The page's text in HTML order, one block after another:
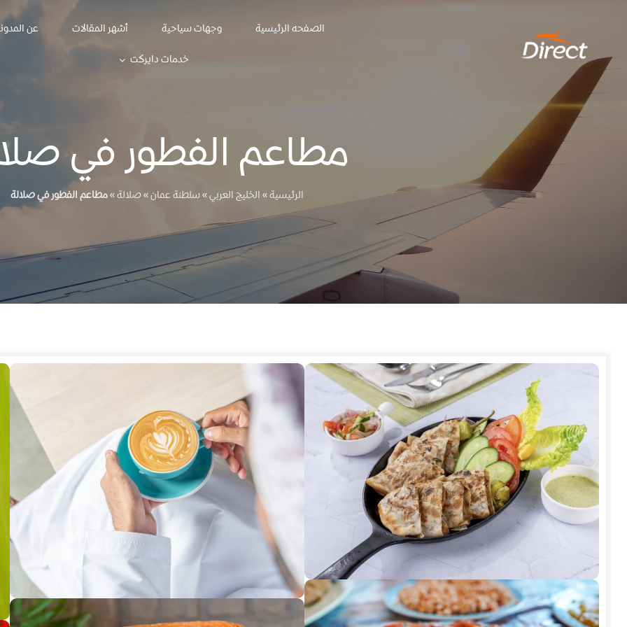
content
الصفحه الرئيسية وجهات سياحية أشهر المقالات
عن
خدمات دايركت
مطاعم الفطور في
الرئيسية»الخليج العربي»سلطنة عمان»صلالة»مطاعم الفطور في صلالة